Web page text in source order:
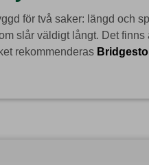
för två saker: längd och
slår väldigt långt. Det
rekommenderas